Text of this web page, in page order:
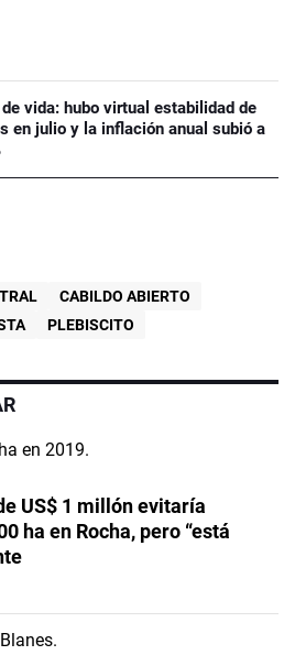
vida: hubo virtual estabilidad de
en julio y la inflación anual subió a
CABILDO ABIERTO
PLEBISCITO
US$ 1 millón evitaría
ha en Rocha, pero “está